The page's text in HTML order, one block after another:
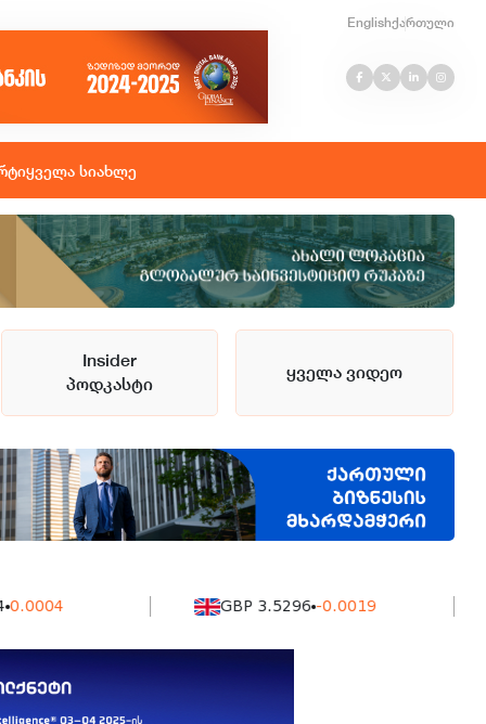
Englishქართული
ყველა სიახლე
Insider
პოდკასტი
ყველა ვიდეო
GBP 3.5296 -0.0019